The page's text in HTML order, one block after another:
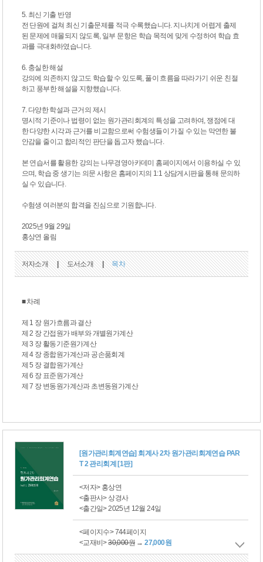
5. 최신 기출 반영
전 단원에 걸쳐 최신 기출문제를 적극 수록했습니다. 지나치게 어렵게 출제
된 문제에 매몰되지 않도록, 일부 문항은 학습 목적에 맞게 수정하여 학습 효
과를 극대화하였습니다.
6. 충실한 해설
강의에 의존하지 않고도 학습할 수 있도록, 풀이 흐름을 따라가기 쉬운 친절
하고 풍부한 해설을 지향했습니다.
7. 다양한 학설과 근거의 제시
명시적 기준이나 법령이 없는 원가관리회계의 특성을 고려하여, 쟁점에 대
한 다양한 시각과 근거를 비교함으로써 수험생들이 가질 수 있는 막연한 불
안감을 줄이고 합리적인 판단을 돕고자 했습니다.
본 연습서를 활용한 강의는 나무경영아카데미 홈페이지에서 이용하실 수 있
으며, 학습 중 생기는 의문 사항은 홈페이지의 1:1 상담게시판을 통해 문의하
실 수 있습니다.
수험생 여러분의 합격을 진심으로 기원합니다.
2025년 9월 29일
홍상연 올림
저자소개 | 도서소개 | 목차
■ 차례
제 1 장 원가흐름과 결산
제 2 장 간접원가 배부와 개별원가계산
제 3 장 활동기준원가계산
제 4 장 종합원가계산과 공손품회계
제 5 장 결합원가계산
제 6 장 표준원가계산
제 7 장 변동원가계산과 초변동원가계산
[원가관리회계연습] 회계사 2차 원가관리회계연습 PAR
T 2 관리회계 [1판]
<저자> 홍상연
<출판사> 상경사
<출간일> 2025년 12월 24일
<페이지수> 744페이지
<교재비>30,000원 →27,000원